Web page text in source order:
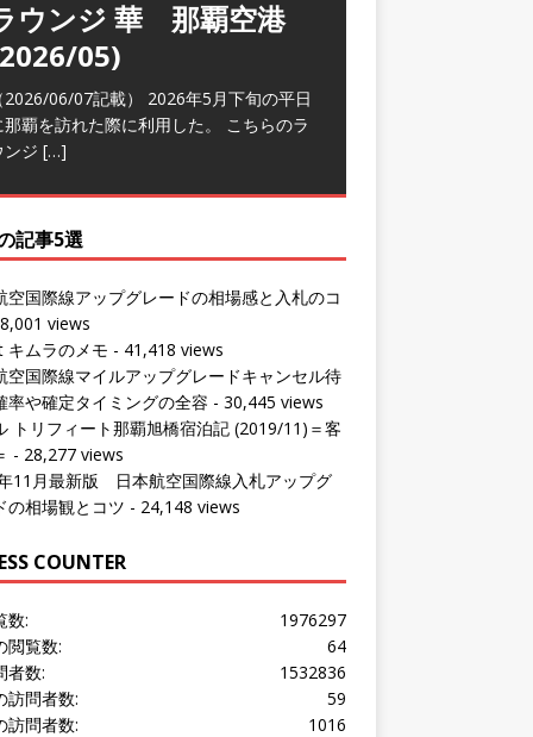
ウンジ 華 那覇空港
05)
（2026/06/07記載） 2026年5月下旬の平日
那覇を訪れた際に利用した。 こちらのラ
ンジ […]
記事5選
空国際線アップグレードの相場感と入札のコ
views
キムラのメモ - 41,418 views
空国際線マイルアップグレードキャンセル待
率や確定タイミングの全容 - 30,445 views
トリフィート那覇旭橋宿泊記 (2019/11)＝客
- 28,277 views
11月最新版 日本航空国際線入札アップグ
の相場観とコツ - 24,148 views
COUNTER
1976297
数:
64
閲覧数:
1532836
者数:
59
訪問者数:
1016
訪問者数: